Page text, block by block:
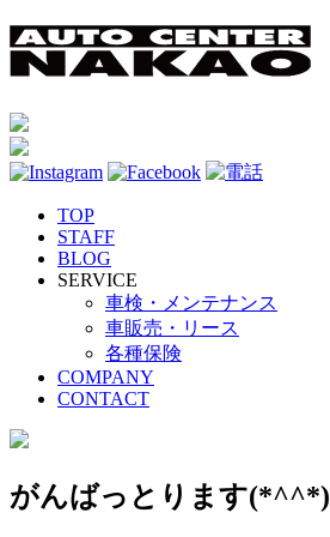
TOP
STAFF
BLOG
SERVICE
車検・メンテナンス
車販売・リース
各種保険
COMPANY
CONTACT
がんばっとります(*^^*)